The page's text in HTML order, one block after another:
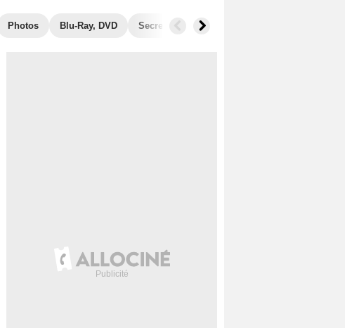
Photos Blu-Ray, DVD Secrets de tournage